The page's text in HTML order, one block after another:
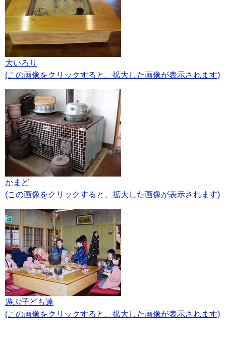
大いろり
(この画像をクリックすると、拡大した画像が表示されます)
かまど
(この画像をクリックすると、拡大した画像が表示されます)
遊ぶ子ども達
(この画像をクリックすると、拡大した画像が表示されます)